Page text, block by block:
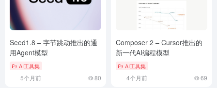
Seed1.8 – 字节跳动推出的通
用Agent模型
AI工具集
5个月前 80
Composer 2 – Cursor推出的
新一代AI编程模型
AI工具集
4个月前 69